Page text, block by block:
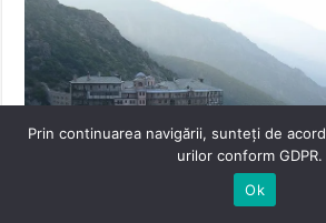
Prin continuarea navigării, sunteți de
urilor conform GDPR.
Ok